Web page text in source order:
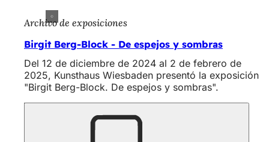
Archivo de exposiciones
Birgit Berg-Block - De espejos y sombras
Del 12 de diciembre de 2024 al 2 de febrero de
2025, Kunsthaus Wiesbaden presentó la exposición
"Birgit Berg-Block. De espejos y sombras".